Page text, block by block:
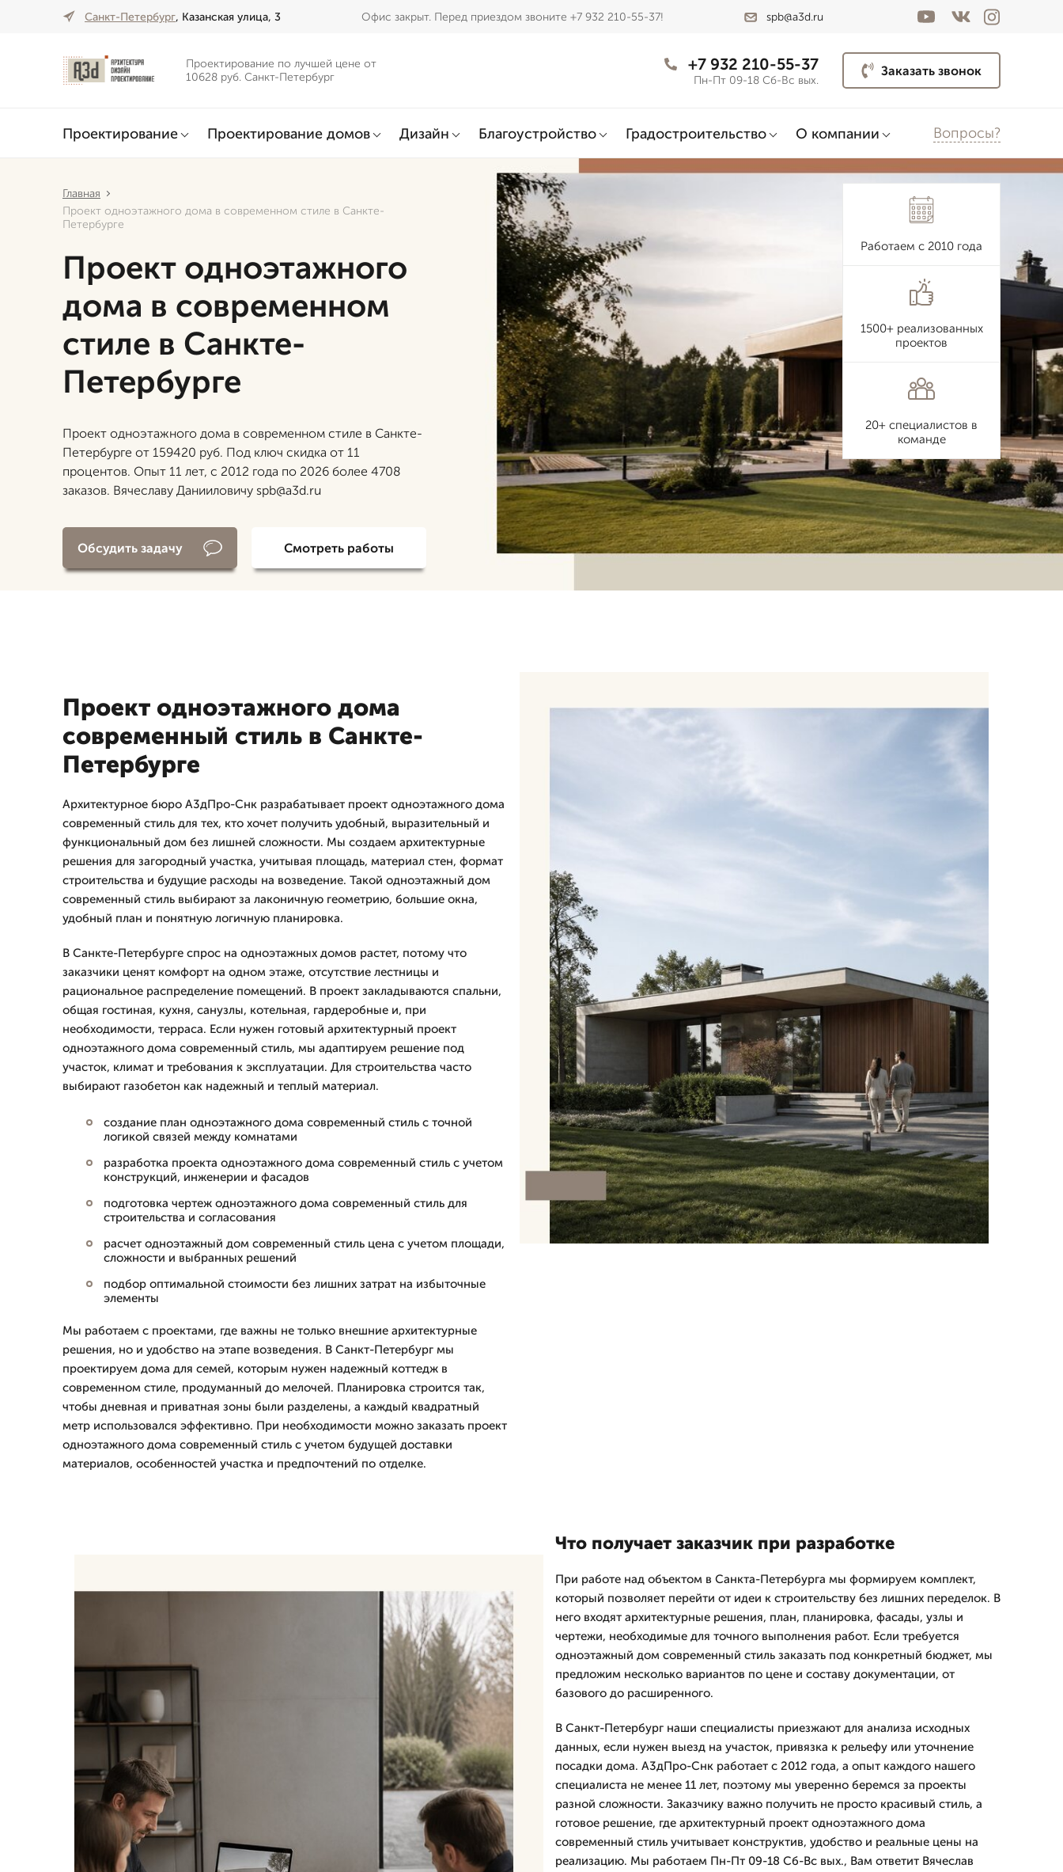
Санкт-Петербург, Казанская улица, 3 Офис закрыт. Перед приездом звоните +7 932 210-55-37! spb@a3d.ru
Проектирование по лучшей цене от
10628 руб. Санкт-Петербург
+7 932 210-55-37
Пн-Пт 09-18 Сб-Вс вых.
Заказать звонок
Проектирование Проектирование домов Дизайн Благоустройство Градостроительство О компании Вопросы?
Главная
Проект одноэтажного дома в современном стиле в Санкте-
Петербурге
Проект одноэтажного
дома в современном
стиле в Санкте-
Петербурге
Проект одноэтажного дома в современном стиле в Санкте-
Петербурге от 159420 руб. Под ключ скидка от 11
процентов. Опыт 11 лет, с 2012 года по 2026 более 4708
заказов. Вячеславу Данииловичу spb@a3d.ru
Обсудить задачу Смотреть работы
Работаем с 2010 года
1500+ реализованных
проектов
20+ специалистов в
команде
Проект одноэтажного дома
современный стиль в Санкте-
Петербурге
Архитектурное бюро А3дПро-Снк разрабатывает проект одноэтажного дома
современный стиль для тех, кто хочет получить удобный, выразительный и
функциональный дом без лишней сложности. Мы создаем архитектурные
решения для загородный участка, учитывая площадь, материал стен, формат
строительства и будущие расходы на возведение. Такой одноэтажный дом
современный стиль выбирают за лаконичную геометрию, большие окна,
удобный план и понятную логичную планировка.
В Санкте-Петербурге спрос на одноэтажных домов растет, потому что
заказчики ценят комфорт на одном этаже, отсутствие лестницы и
рациональное распределение помещений. В проект закладываются спальни,
общая гостиная, кухня, санузлы, котельная, гардеробные и, при
необходимости, терраса. Если нужен готовый архитектурный проект
одноэтажного дома современный стиль, мы адаптируем решение под
участок, климат и требования к эксплуатации. Для строительства часто
выбирают газобетон как надежный и теплый материал.
создание план одноэтажного дома современный стиль с точной
логикой связей между комнатами
разработка проекта одноэтажного дома современный стиль с учетом
конструкций, инженерии и фасадов
подготовка чертеж одноэтажного дома современный стиль для
строительства и согласования
расчет одноэтажный дом современный стиль цена с учетом площади,
сложности и выбранных решений
подбор оптимальной стоимости без лишних затрат на избыточные
элементы
Мы работаем с проектами, где важны не только внешние архитектурные
решения, но и удобство на этапе возведения. В Санкт-Петербург мы
проектируем дома для семей, которым нужен надежный коттедж в
современном стиле, продуманный до мелочей. Планировка строится так,
чтобы дневная и приватная зоны были разделены, а каждый квадратный
метр использовался эффективно. При необходимости можно заказать проект
одноэтажного дома современный стиль с учетом будущей доставки
материалов, особенностей участка и предпочтений по отделке.
Что получает заказчик при разработке
При работе над объектом в Санкта-Петербурга мы формируем комплект,
который позволяет перейти от идеи к строительству без лишних переделок. В
него входят архитектурные решения, план, планировка, фасады, узлы и
чертежи, необходимые для точного выполнения работ. Если требуется
одноэтажный дом современный стиль заказать под конкретный бюджет, мы
предложим несколько вариантов по цене и составу документации, от
базового до расширенного.
В Санкт-Петербург наши специалисты приезжают для анализа исходных
данных, если нужен выезд на участок, привязка к рельефу или уточнение
посадки дома. А3дПро-Снк работает с 2012 года, а опыт каждого нашего
специалиста не менее 11 лет, поэтому мы уверенно беремся за проекты
разной сложности. Заказчику важно получить не просто красивый стиль, а
готовое решение, где архитектурный проект одноэтажного дома
современный стиль учитывает конструктив, удобство и реальные цены на
реализацию. Мы работаем Пн-Пт 09-18 Сб-Вс вых., Вам ответит Вячеслав